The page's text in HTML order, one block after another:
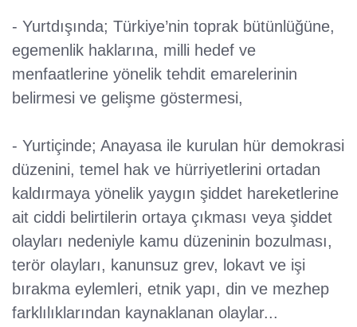
- Yurtdışında; Türkiye’nin toprak bütünlüğüne,
egemenlik haklarına, milli hedef ve
menfaatlerine yönelik tehdit emarelerinin
belirmesi ve gelişme göstermesi,
- Yurtiçinde; Anayasa ile kurulan hür demokrasi
düzenini, temel hak ve hürriyetlerini ortadan
kaldırmaya yönelik yaygın şiddet hareketlerine
ait ciddi belirtilerin ortaya çıkması veya şiddet
olayları nedeniyle kamu düzeninin bozulması,
terör olayları, kanunsuz grev, lokavt ve işi
bırakma eylemleri, etnik yapı, din ve mezhep
farklılıklarından kaynaklanan olaylar...